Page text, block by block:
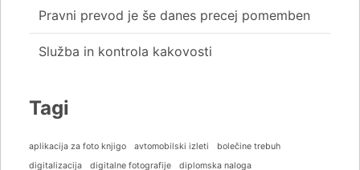
Pravni prevod je še danes precej pomemben
Služba in kontrola kakovosti
Tagi
aplikacija za foto knjigo avtomobilski izleti
bolečine trebuh
digitalizacija
digitalne fotografije diplomska naloga